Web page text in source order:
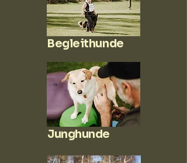
Begleithunde
Junghunde